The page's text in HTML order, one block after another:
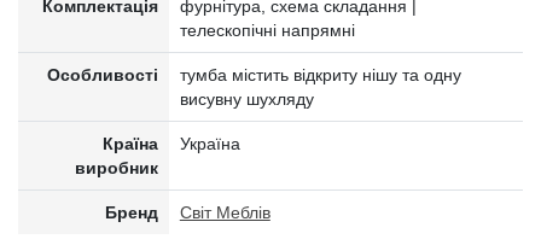
Комплектація
фурнітура, схема складання |
телескопічні напрямні
Особливості
тумба містить відкриту нішу та одну
висувну шухляду
Країна
виробник
Україна
Бренд Світ Меблів